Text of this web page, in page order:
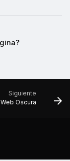
Siguiente
Oscura